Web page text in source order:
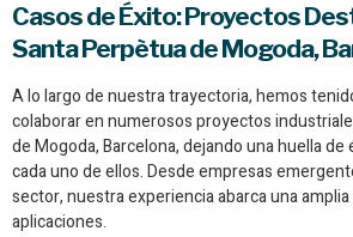
Casos de Éxito: Proyectos
Santa Perpètua de Mogoda,
A lo largo de nuestra trayectoria, hemos
colaborar en numerosos proyectos
de Mogoda, Barcelona, dejando una huella
cada uno de ellos. Desde empresas
sector, nuestra experiencia abarca una
aplicaciones.